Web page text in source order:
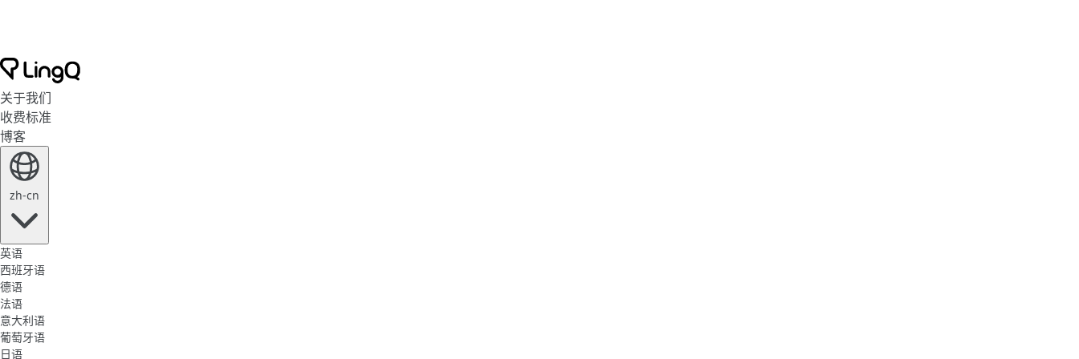
关于我们
收费标准
博客
zh-cn
英语
西班牙语
德语
法语
意大利语
葡萄牙语
日语